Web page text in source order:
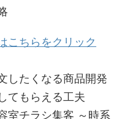
こちらをクリック
したくなる商品開発
てもらえる工夫
室チラシ集客 ～時系